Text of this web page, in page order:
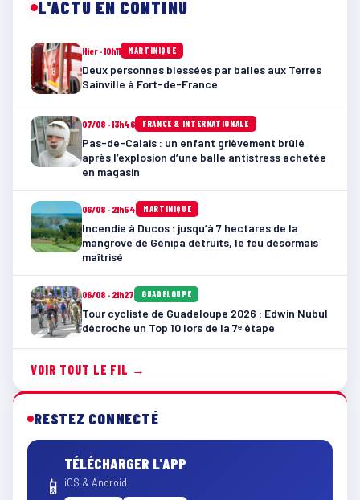
L'ACTU EN CONTINU
Hier · 10h11 MARTINIQUE
Deux personnes blessées par balles aux Terres
Sainville à Fort-de-France
07/08 · 13h46 FRANCE & INTERNATIONALE
Pas-de-Calais : un enfant grièvement brûlé
après l’explosion d’une balle antistress achetée
en magasin
06/08 · 21h54 MARTINIQUE
Incendie à Ducos : jusqu’à 7 hectares de la
mangrove de Génipa détruits, le feu désormais
maîtrisé
06/08 · 21h27 GUADELOUPE
Tour cycliste de Guadeloupe 2026 : Edwin Nubul
décroche un Top 10 lors de la 7ᵉ étape
VOIR TOUT LE FIL →
RESTEZ CONNECTÉ
📱
TÉLÉCHARGER L'APP
iOS & Android